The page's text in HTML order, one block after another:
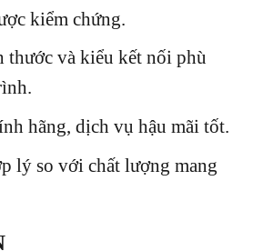
kiểm chứng.
thước và kiểu kết nối phù
hãng, dịch vụ hậu mãi tốt.
lý so với chất lượng mang